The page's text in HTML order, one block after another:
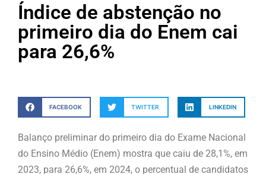
Índice de abstenção no
primeiro dia do Enem cai
para 26,6%
FACEBOOK TWITTER LINKEDIN
Balanço preliminar do primeiro dia do Exame Nacional
do Ensino Médio (Enem) mostra que caiu de 28,1%, em
2023, para 26,6%, em 2024, o percentual de candidatos